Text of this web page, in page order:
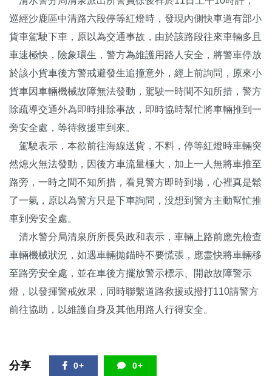
巡經沙鹿區中清路六段停等紅燈時，發現內側快車道有部小
貨車駕駛下車，原以為交通事故，由於該路段往來車輛多且
車速極快，險象環生，警方為維護用路人安全，將警車停放
於該小貨車後方警戒避發生追撞意外，經上前詢問，原來小
貨車因車輛機械故障無法發動，駕駛一時間不知所措，警方
除疏導交通外為即時排除事故，即時協時幫忙將車輛推到一
旁安全處，等待救援車到來。
駕駛表示，本欲前往海線送貨，不料，停等紅燈時車輛突
然熄火無法發動，因後方車流量極大，加上一人無將車推至
路旁，一時之間不知所措，看見警方即時到場，心裡真是鬆
了一氣，原以為警方只是下車詢問，没想到警方主動幫忙推
車到旁安全處。
清水警分局清泉所所長吳政和表示，車輛上路前應先檢查
車輛機械狀況，如遇車輛拋錨時不要慌張，應盡快將車輛移
至路旁安全處，並在車後方擺放警示標示、開啟故障警示
燈，以發揮警戒效果，同時聯繫道路救援或撥打110請警方
前往協助，以維護自身及其他用路人行得安全。
分享 0+ 0+